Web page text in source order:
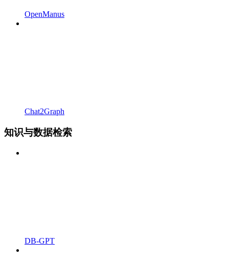
OpenManus
Chat2Graph
知识与数据检索
DB-GPT